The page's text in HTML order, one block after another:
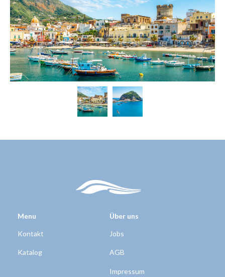
Besichtigung von Amalfi, bekannt für ihre pittoresken
pastellfarbenen Häuser, die sich an die Steilhänge klammern
Rückfahrt mit dem Boot vorbei an Capri und Procida
Rückflug vom Flughafen Neapel
Menu
Kontakt
Katalog
Über uns
Jobs
AGB
Impressum